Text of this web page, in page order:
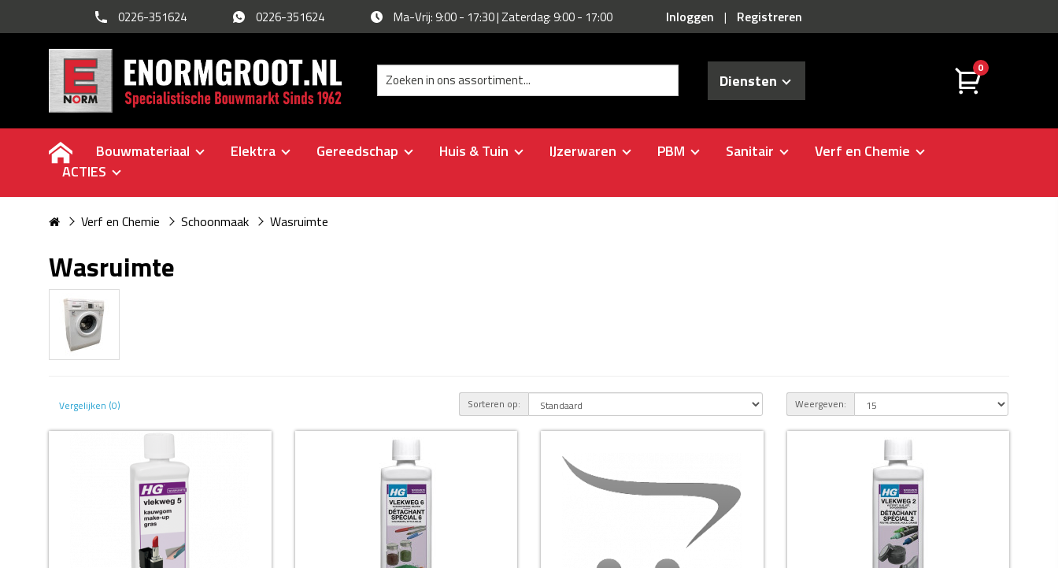
0226-351624 0226-351624 Ma-Vrij: 9:00 - 17:30 | Zaterdag: 9:00 - 17:00 Inloggen | Registreren
Diensten
0
Bouwmateriaal Elektra Gereedschap Huis & Tuin IJzerwaren PBM Sanitair
Verf en Chemie
ACTIES
Verf en Chemie Schoonmaak Wasruimte
Wasruimte
Vergelijken (0) Sorteren op: Weergeven: